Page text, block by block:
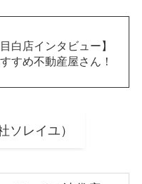
白店インタビュー】
すめ不動産屋さん！
ソレイユ）